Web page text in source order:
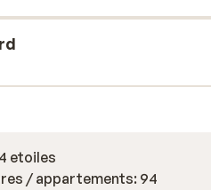
etoiles
/ appartements: 94